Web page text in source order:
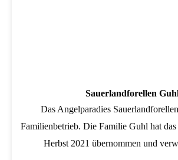
Sauerlandforellen
Das Angelparadies
Familienbetrieb. Die Familie Guhl hat
Herbst 2021 übernommen und